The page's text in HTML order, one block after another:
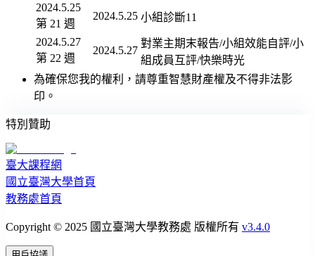
2024.5.25
第 21 週
2024.5.25 小組診斷11
2024.5.27
第 22 週
2024.5.27
對業主期末報告/小組效能自評/小
組成員互評/快樂時光
為確保您我的權利，請尊重智慧財產權及不得非法影
印。
特別贊助
臺大課程網
國立臺灣大學首頁
教務處首頁
Copyright © 2025 國立臺灣大學教務處 版權所有 v3.4.0